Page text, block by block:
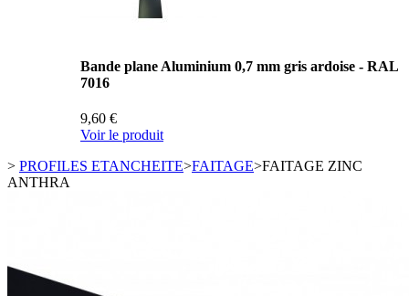
Bande plane Aluminium 0,7 mm gris ardoise - RAL
7016
9,60 €
Voir le produit
> PROFILES ETANCHEITE>FAITAGE>FAITAGE ZINC
ANTHRA